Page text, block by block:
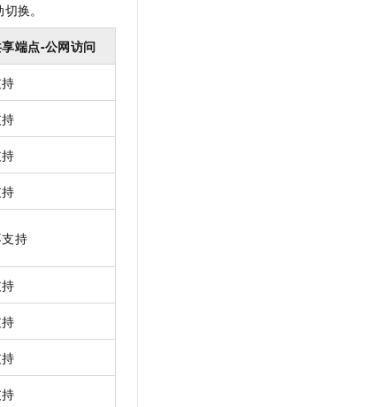
换。
端点-公网访问
持